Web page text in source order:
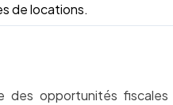
de locations.
opportunités fiscales